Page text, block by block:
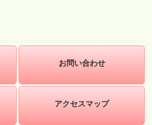
お問い合わせ
アクセスマップ